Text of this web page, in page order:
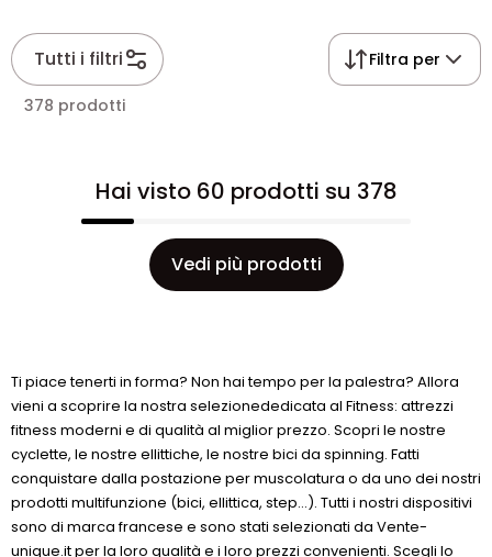
Tutti i filtri Filtra per
378 prodotti
Hai visto 60 prodotti su 378
Vedi più prodotti
Ti piace tenerti in forma? Non hai tempo per la palestra? Allora
vieni a scoprire la nostra selezionededicata al Fitness: attrezzi
fitness moderni e di qualità al miglior prezzo. Scopri le nostre
cyclette, le nostre ellittiche, le nostre bici da spinning. Fatti
conquistare dalla postazione per muscolatura o da uno dei nostri
prodotti multifunzione (bici, ellittica, step...). Tutti i nostri dispositivi
sono di marca francese e sono stati selezionati da Vente-
unique.it per la loro qualità e i loro prezzi convenienti. Scegli lo